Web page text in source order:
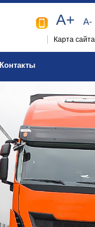
A+ A-
Карта сайта
Контакты